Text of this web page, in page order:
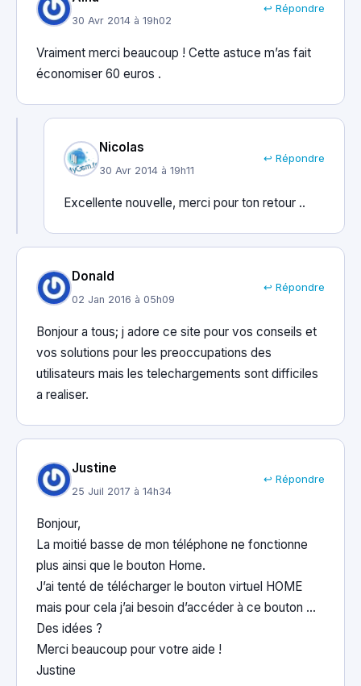
30 Avr 2014 à 19h02
↩ Répondre
Vraiment merci beaucoup ! Cette astuce m’as fait
économiser 60 euros .
Nicolas
30 Avr 2014 à 19h11
↩ Répondre
Excellente nouvelle, merci pour ton retour ..
Donald
02 Jan 2016 à 05h09
↩ Répondre
Bonjour a tous; j adore ce site pour vos conseils et
vos solutions pour les preoccupations des
utilisateurs mais les telechargements sont difficiles
a realiser.
Justine
25 Juil 2017 à 14h34
↩ Répondre
Bonjour,
La moitié basse de mon téléphone ne fonctionne
plus ainsi que le bouton Home.
J’ai tenté de télécharger le bouton virtuel HOME
mais pour cela j’ai besoin d’accéder à ce bouton …
Des idées ?
Merci beaucoup pour votre aide !
Justine